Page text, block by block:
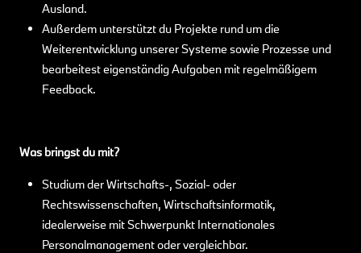
Ausland.
Außerdem unterstützt du Projekte rund um die
Weiterentwicklung unserer Systeme sowie Prozesse und
bearbeitest eigenständig Aufgaben mit regelmäßigem
Feedback.
Was bringst du mit?
Studium der Wirtschafts-, Sozial- oder
Rechtswissenschaften, Wirtschaftsinformatik,
idealerweise mit Schwerpunkt Internationales
Personalmanagement oder vergleichbar.